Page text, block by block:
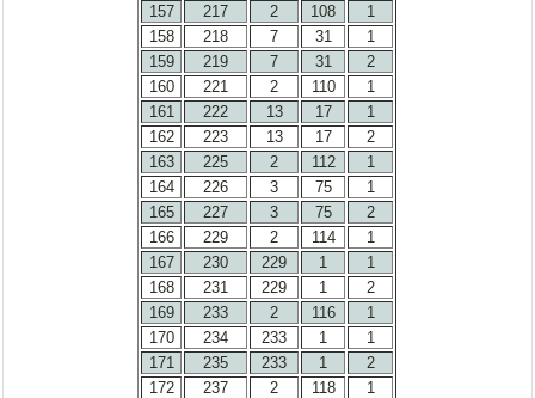
157
217 2 108
1
158
218 7 31
1
159
219 7 31
2
160
221 2 110
1
161
222 13 17
1
162
223 13 17
2
163
225 2 112
1
164
226 3 75
1
165
227 3 75
2
166
229 2 114
1
167
230 229 1
1
168
231 229 1
2
169
233 2 116
1
170
234 233 1
1
171
235 233 1
2
172
237 2 118
1